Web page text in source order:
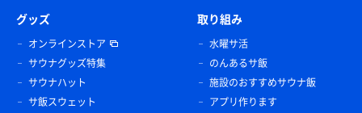
グッズ
オンラインストア
サウナグッズ特集
サウナハット
サ飯スウェット
取り組み
水曜サ活
のんあるサ飯
施設のおすすめサウナ飯
アプリ作ります